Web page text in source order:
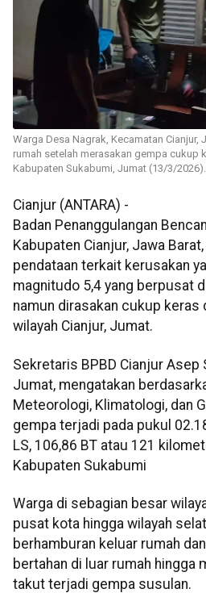
Warga Desa Nagrak, Kecamatan Cianjur,
rumah setelah merasakan gempa cukup
Kabupaten Sukabumi, Jumat (13/3/
Cianjur (ANTARA) -
Badan Penanggulangan
Kabupaten Cianjur, Jawa
pendataan terkait kerusakan
magnitudo 5,4 yang berpusat
namun dirasakan cukup keras
wilayah Cianjur, Jumat.
Sekretaris BPBD Cianjur Asep
Jumat, mengatakan
Meteorologi, Klimatologi, dan
gempa terjadi pada pukul
LS, 106,86 BT atau 121
Kabupaten Sukabumi
Warga di sebagian besar
pusat kota hingga wilayah
berhamburan keluar rumah
bertahan di luar rumah hingga
takut terjadi gempa susulan.